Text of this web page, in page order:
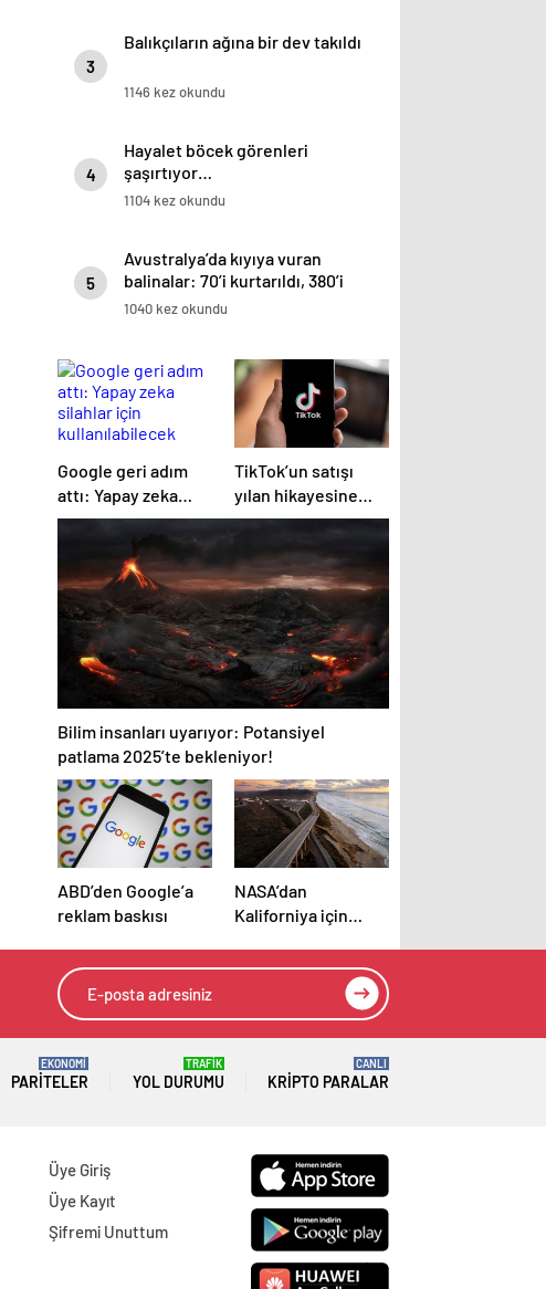
3
Balıkçıların ağına bir dev takıldı
1146 kez okundu
4
Hayalet böcek görenleri
şaşırtıyor…
1104 kez okundu
5
Avustralya’da kıyıya vuran
balinalar: 70’i kurtarıldı, 380’i
öldü
1040 kez okundu
Google geri adım
attı: Yapay zeka
silahlar için
TikTok’un satışı
yılan hikayesine
döndü
Bilim insanları uyarıyor: Potansiyel
patlama 2025’te bekleniyor!
ABD’den Google’a
reklam baskısı
NASA’dan
Kaliforniya için
kayıyor!
PARITELER
EKONOMİ
YOL DURUMU
TRAFİK
KRIPTO PARALAR
CANLI
Üye Giriş
Üye Kayıt
Şifremi Unuttum